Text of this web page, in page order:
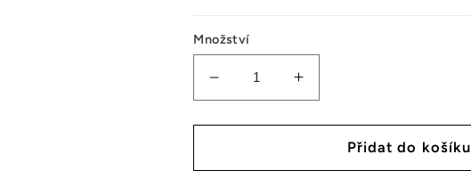
Množství
Snížit
množství
tenisek
1
Zvýšit
množství
tenisek
Jordan
1
Přidat do košíku